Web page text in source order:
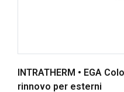
INTRATHERM • EGA
rinnovo per esterni